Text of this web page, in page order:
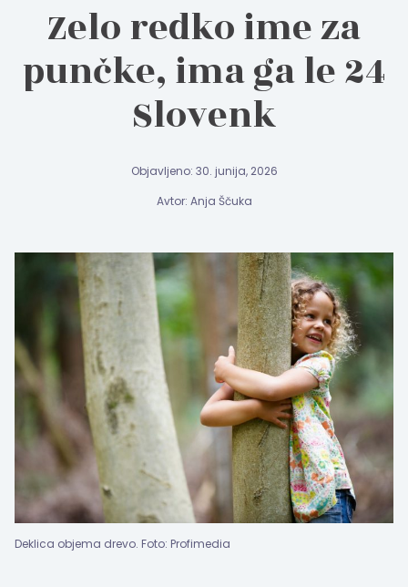
Zelo redko ime za
punčke, ima ga le 24
Slovenk
Objavljeno: 30. junija, 2026
Avtor: Anja Ščuka
Deklica objema drevo. Foto: Profimedia